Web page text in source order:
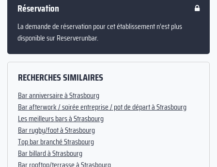
Réservation
La demande de réservation pour cet établissement n’est plus
disponible sur Reserverunbar.
RECHERCHES SIMILAIRES
Bar anniversaire à Strasbourg
Bar afterwork / soirée entreprise / pot de départ à Strasbourg
Les meilleurs bars à Strasbourg
Bar rugby/foot à Strasbourg
Top bar branché Strasbourg
Bar billard à Strasbourg